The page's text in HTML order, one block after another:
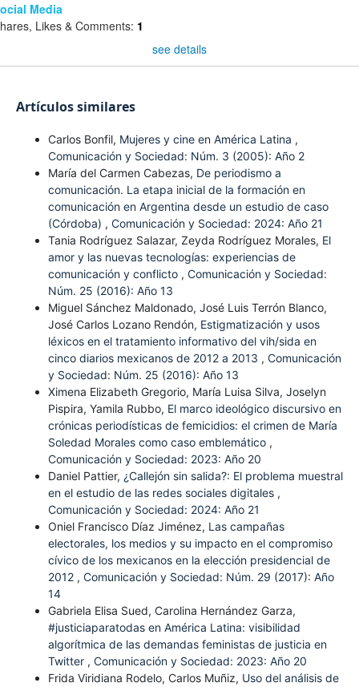
Media
Likes & Comments: 1
see details
Artículos similares
Carlos Bonfil, Mujeres y cine en América Latina ,
Comunicación y Sociedad: Núm. 3 (2005): Año 2
María del Carmen Cabezas, De periodismo a
comunicación. La etapa inicial de la formación en
comunicación en Argentina desde un estudio de caso
(Córdoba) , Comunicación y Sociedad: 2024: Año 21
Tania Rodríguez Salazar, Zeyda Rodríguez Morales, El
amor y las nuevas tecnologías: experiencias de
comunicación y conflicto , Comunicación y Sociedad:
Núm. 25 (2016): Año 13
Miguel Sánchez Maldonado, José Luis Terrón Blanco,
José Carlos Lozano Rendón, Estigmatización y usos
léxicos en el tratamiento informativo del vih/sida en
cinco diarios mexicanos de 2012 a 2013 , Comunicación
y Sociedad: Núm. 25 (2016): Año 13
Ximena Elizabeth Gregorio, María Luisa Silva, Joselyn
Pispira, Yamila Rubbo, El marco ideológico discursivo en
crónicas periodísticas de femicidios: el crimen de María
Soledad Morales como caso emblemático ,
Comunicación y Sociedad: 2023: Año 20
Daniel Pattier, ¿Callejón sin salida?: El problema muestral
en el estudio de las redes sociales digitales ,
Comunicación y Sociedad: 2024: Año 21
Oniel Francisco Díaz Jiménez, Las campañas
electorales, los medios y su impacto en el compromiso
cívico de los mexicanos en la elección presidencial de
2012 , Comunicación y Sociedad: Núm. 29 (2017): Año
14
Gabriela Elisa Sued, Carolina Hernández Garza,
#justiciaparatodas en América Latina: visibilidad
algorítmica de las demandas feministas de justicia en
Twitter , Comunicación y Sociedad: 2023: Año 20
Frida Viridiana Rodelo, Carlos Muñiz, Uso del análisis de